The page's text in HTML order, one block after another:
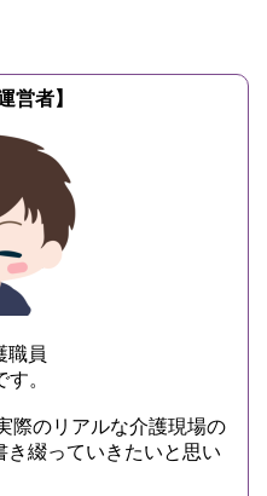
営者】
職員
す。
際のリアルな介護現場の
綴っていきたいと思い